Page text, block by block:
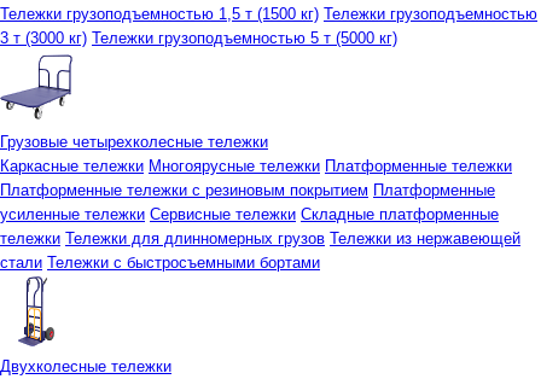
Тележки грузоподъемностью 1,5 т (1500 кг) Тележки грузоподъемностью
3 т (3000 кг) Тележки грузоподъемностью 5 т (5000 кг)
Грузовые четырехколесные тележки
Каркасные тележки Многоярусные тележки Платформенные тележки
Платформенные тележки с резиновым покрытием Платформенные
усиленные тележки Сервисные тележки Складные платформенные
тележки Тележки для длинномерных грузов Тележки из нержавеющей
стали Тележки с быстросъемными бортами
Двухколесные тележки